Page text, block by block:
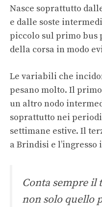
Nasce soprattutto
e dalle soste
piccolo sul primo bus
della corsa in modo
Le variabili che
pesano molto. Il
un altro nodo
soprattutto nei
settimane estive. Il
a Brindisi e l’ingresso
Conta sempre il
non solo quello